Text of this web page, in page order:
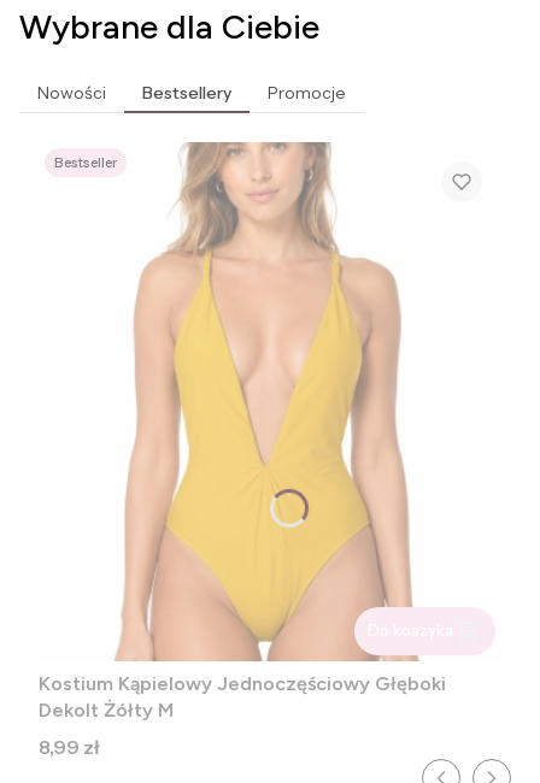
Wybrane dla Ciebie
Nowości Bestsellery Promocje
Bestseller
Kostium Kąpielowy Jednoczęściowy Głęboki
Dekolt Żółty M
Cena
8,99 zł